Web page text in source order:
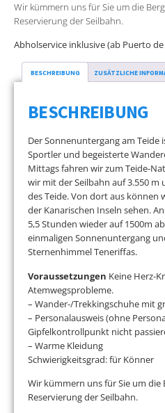
Wir kümmern uns für Sie um die
Reservierung der Seilbahn.
Abholservice inklusive (ab Puerto de
BESCHREIBUNG ZUSÄTZLICHE
BESCHREIBUNG
Der Sonnenuntergang am Teide
Sportler und begeisterte
Mittags fahren wir zum Teide-
wir mit der Seilbahn auf 3.550
des Teide. Von dort aus können
der Kanarischen Inseln sehen.
5,5 Stunden wieder auf 1500m
einmaligen Sonnenuntergang
Sternenhimmel Teneriffas.
Voraussetzungen Keine Herz-
Atemwegsprobleme.
– Wander-/Trekkingschuhe mit
– Personalausweis (ohne
Gipfelkontrollpunkt nicht
– Warme Kleidung
Schwierigkeitsgrad: für Könner
Wir kümmern uns für Sie um
Reservierung der Seilbahn.